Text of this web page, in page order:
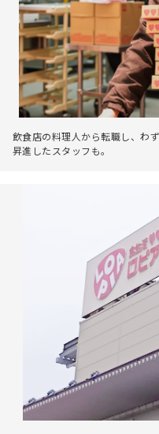
飲食店の料理人から転職し、わ
昇進したスタッフも。